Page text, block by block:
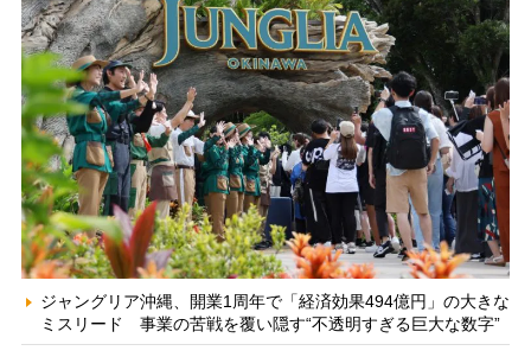
ジャングリア沖縄、開業1周年で「経済効果494億円」の大きな
ミスリード 事業の苦戦を覆い隠す“不透明すぎる巨大な数字”